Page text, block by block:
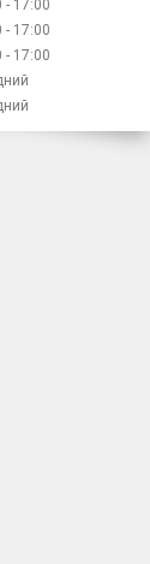
17:00
17:00
17:00